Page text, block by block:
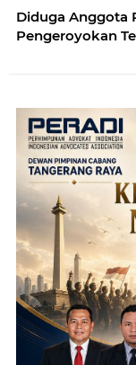
Diduga Anggota
Pengeroyokan